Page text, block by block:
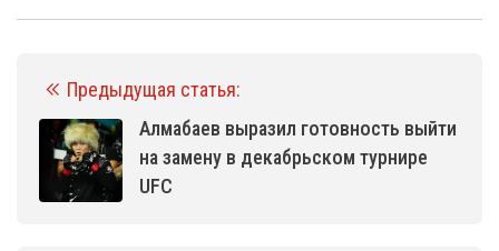
Предыдущая статья:
Алмабаев выразил готовность выйти
на замену в декабрьском турнире
UFC